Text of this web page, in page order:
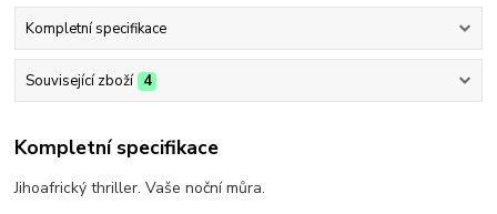
Kompletní specifikace
Související zboží 4
Kompletní specifikace
Jihoafrický thriller. Vaše noční můra.